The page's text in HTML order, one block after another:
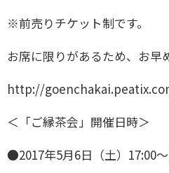
※前売りチケット制です。
お席に限りがあるため、お早
http://
＜「ご縁茶会」開催日時＞
●2017年5月6日（土） 17:00